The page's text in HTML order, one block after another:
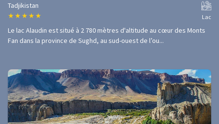
Tadjikistan
★ ★ ★ ★ ★ Lac
Le lac Alaudin est situé à 2 780 mètres d'altitude au cœur des Monts
Fan dans la province de Sughd, au sud-ouest de l’ou...